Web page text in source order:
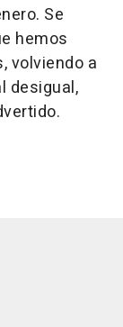
Se
hemos
volviendo a
desigual,